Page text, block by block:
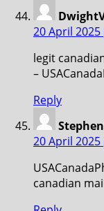
20 April
legit
–
Reply
20 April
canadian